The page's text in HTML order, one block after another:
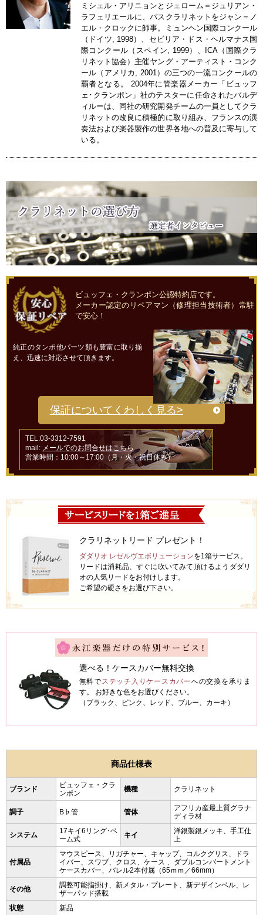
ミシェル・アリニョンとジェローム＝ジュリアン・
ラフェリエールに、バスクラリネットをジャン＝ノ
エル・クロックに師事。ミュンヘン国際コンクール
（ドイツ, 1998）、セビリア・ドス・ヘルマナス国
際コンクール（スペイン, 1999）、ICA（国際クラ
リネット協会）主催ヤング・アーティスト・コンク
ール（アメリカ, 2001）の三つの一流コンクールの
覇者となる。 2004年に管楽器メーカー「ビュッフ
ェ･クランポン」社のテスターに任命されたバルデ
ィルーは、同社の研究開発チームの一員としてクラ
リネットの改良に積極的に取り組み、フランスの演
奏法および楽器製作の世界各地への普及に寄与して
いる。
ビュッフェ・クランポン公認特約店です。
メーカー認定のリペアマン（修理担当技術者）常駐
で安心！
純正のタンポ他パーツ類も豊富に取り揃
え、迅速に対応させて頂きます。
保証についてくわしく見る>
TEL:03-3312-7591
mail: メールでのお問合せはこちら
営業時間：10:00～17:00（月・火・祝日休み）
クラリネットリード プレゼント！
ダダリオ レゼルヴエボリューションを1箱サービス。
リードは消耗品、すぐに吹いてみて頂けるようダダリ
オの人気リードをお付けします。
ご希望の硬さをお選び下さい。
選べる！ケースカバー無料交換
無料でステッチ入りケースカバーへの交換を承りま
す。 お好きな色をお選びください。
（ブラック、ピンク、レッド、ブルー、カーキ）
商品仕様表
ブランド
ビュッフェ・クラ
ンポン
機種 クラリネット
調子 B♭管 管体
アフリカ産最上質グラナ
ディラ材
システム
17キイ6リング･ベ
ーム式
キイ
洋銀製銀メッキ、手工仕
上
付属品
マウスピース、リガチャー、キャップ、コルクグリス、ドラ
イバー、スワブ、クロス、ケース 、ダブルコンパートメント
ケースカバー、バレル2本付属（65ｍｍ／66mm）
その他
調整可能指掛け、新メタル・プレート、新デザインベル、レ
ザーパッド搭載
状態
新品